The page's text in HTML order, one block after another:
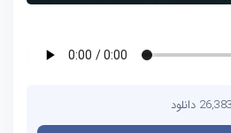
26,383 دانلود